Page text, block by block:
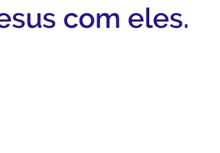
Paróquia Padroeira
com eles.